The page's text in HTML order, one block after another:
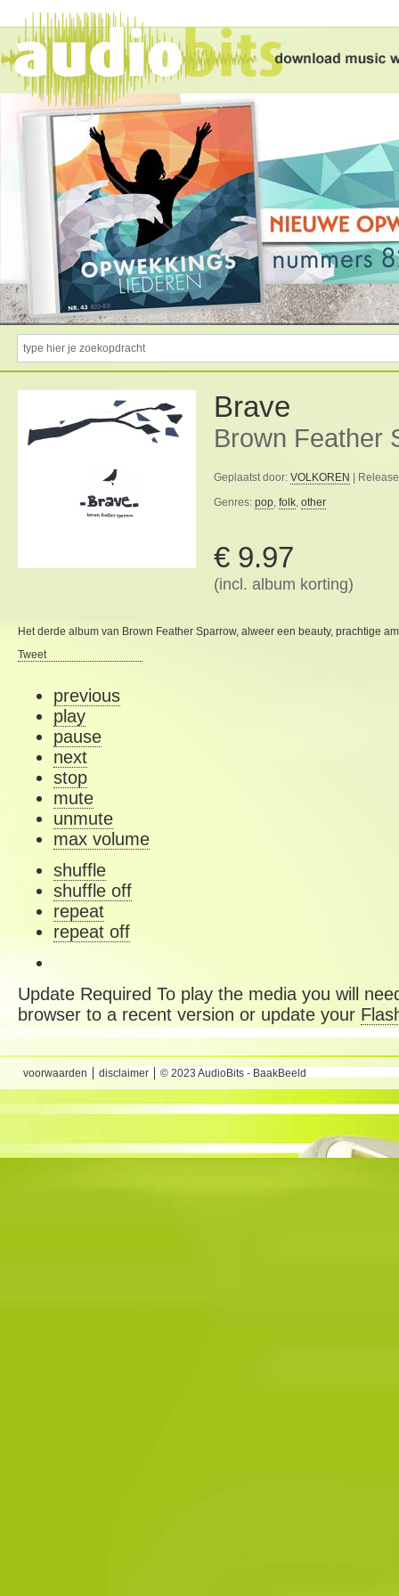
Brave
Brown Feather
Geplaatst door: VOLKOREN
|
Genres: pop, folk, other
€ 9.97
(incl. album korting)
Het derde album van Brown Feather Sparrow, alweer een beauty, prachtige
Tweet
previous
play
pause
next
stop
mute
unmute
max volume
shuffle
shuffle off
repeat
repeat off
Update Required To play the media you will
browser to a recent version or update your
voorwaarden disclaimer © 2023 AudioBits - BaakBeeld